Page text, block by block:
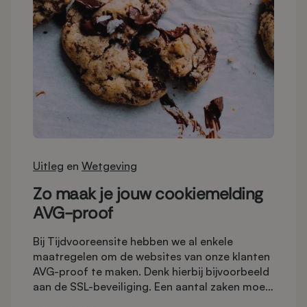
Uitleg en Wetgeving
Zo maak je jouw cookiemelding
AVG-proof
Bij Tijdvooreensite hebben we al enkele
maatregelen om de websites van onze klanten
AVG-proof te maken. Denk hierbij bijvoorbeeld
aan de SSL-beveiliging. Een aantal zaken moet